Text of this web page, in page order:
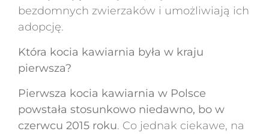
bezdomnych zwierzaków i umożliwiają ich
adopcję.
Która kocia kawiarnia była w kraju
pierwsza?
Pierwsza kocia kawiarnia w Polsce
powstała stosunkowo niedawno, bo w
czerwcu 2015 roku. Co jednak ciekawe, na